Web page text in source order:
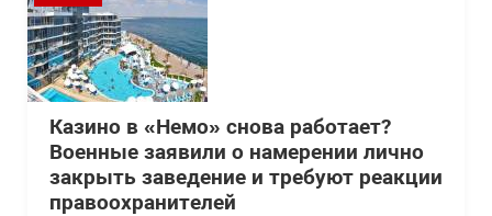
Казино в «Немо» снова работает?
Военные заявили о намерении лично
закрыть заведение и требуют реакции
правоохранителей